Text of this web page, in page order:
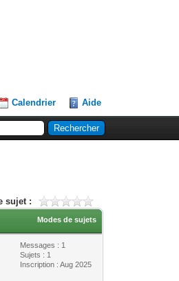
Calendrier Aide
sujet :
Modes de sujets
Messages : 1
Sujets : 1
Inscription : Aug 2025